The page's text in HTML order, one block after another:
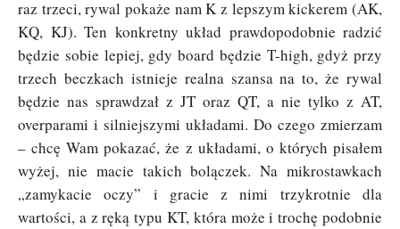
raz trzeci, rywal pokaże nam K z lepszym kickerem (AK,
KQ, KJ). Ten konkretny układ prawdopodobnie radzić
będzie sobie lepiej, gdy board będzie T-high, gdyż przy
trzech beczkach istnieje realna szansa na to, że rywal
będzie nas sprawdzał z JT oraz QT, a nie tylko z AT,
overparami i silniejszymi układami. Do czego zmierzam
– chcę Wam pokazać, że z układami, o których pisałem
wyżej, nie macie takich bolączek. Na mikrostawkach
„zamykacie oczy” i gracie z nimi trzykrotnie dla
wartości, a z ręką typu KT, która może i trochę podobnie